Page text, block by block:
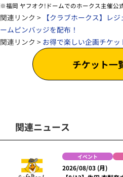
※福岡 ヤフオク!ドームでのホークス主催公
関連リンク >
【クラブホークス】レ
ームピンバッジを配布！
関連リンク > お得で楽しい企画チケッ
チケット一
関連ニュース
イベント
2026/08/03 (月)